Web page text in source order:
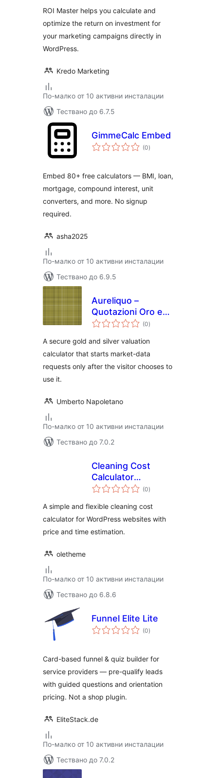
ROI Master helps you calculate and
optimize the return on investment for
your marketing campaigns directly in
WordPress.
Kredo Marketing
По-малко от 10 активни инсталации
Тествано до 6.7.5
GimmeCalc Embed
(0общо
оценки
)
Embed 80+ free calculators — BMI, loan,
mortgage, compound interest, unit
converters, and more. No signup
required.
asha2025
По-малко от 10 активни инсталации
Тествано до 6.9.5
Aureliquo –
Quotazioni Oro e
Argento
(0общо
оценки
)
A secure gold and silver valuation
calculator that starts market-data
requests only after the visitor chooses to
use it.
Umberto Napoletano
По-малко от 10 активни инсталации
Тествано до 7.0.2
Cleaning Cost
Calculator
Oletheme
(0общо
оценки
)
A simple and flexible cleaning cost
calculator for WordPress websites with
price and time estimation.
oletheme
По-малко от 10 активни инсталации
Тествано до 6.8.6
Funnel Elite Lite
(0общо
оценки
)
Card-based funnel & quiz builder for
service providers — pre-qualify leads
with guided questions and orientation
pricing. Not a shop plugin.
EliteStack.de
По-малко от 10 активни инсталации
Тествано до 7.0.2